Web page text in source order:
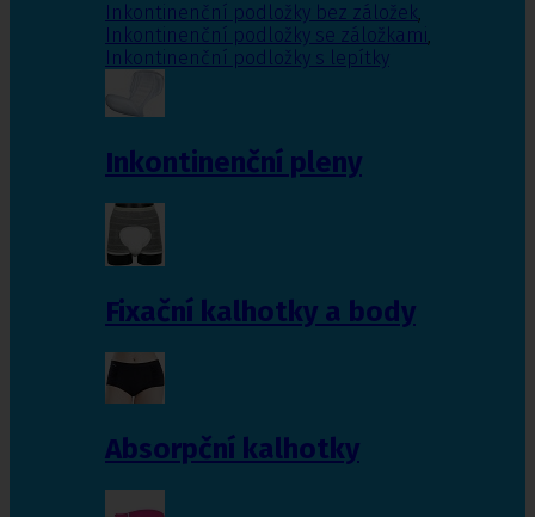
Inkontinenční podložky bez záložek,
Inkontinenční podložky se záložkami,
Inkontinenční podložky s lepítky
Inkontinenční pleny
Fixační kalhotky a body
Absorpční kalhotky